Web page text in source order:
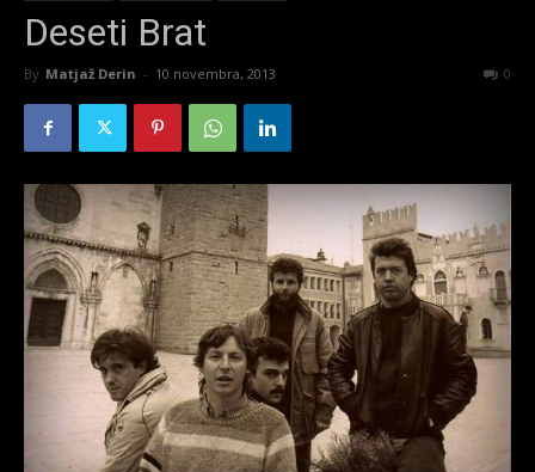
Deseti Brat
By Matjaž Derin - 10 novembra, 2013 0